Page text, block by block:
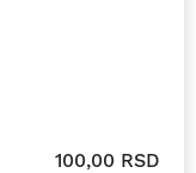
100,00 RSD